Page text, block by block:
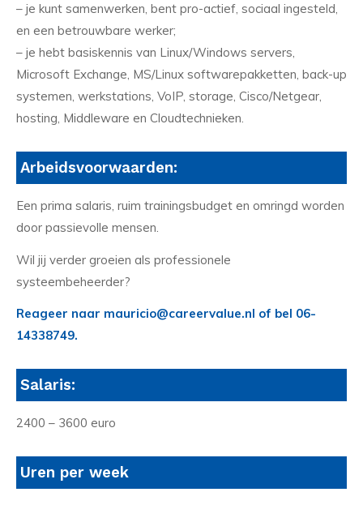
– je kunt samenwerken, bent pro-actief, sociaal ingesteld,
en een betrouwbare werker;
– je hebt basiskennis van Linux/Windows servers,
Microsoft Exchange, MS/Linux softwarepakketten, back-up
systemen, werkstations, VoIP, storage, Cisco/Netgear,
hosting, Middleware en Cloudtechnieken.
Arbeidsvoorwaarden:
Een prima salaris, ruim trainingsbudget en omringd worden
door passievolle mensen.
Wil jij verder groeien als professionele
systeembeheerder?
Reageer naar mauricio@careervalue.nl of bel 06-
14338749.
Salaris:
2400 – 3600 euro
Uren per week